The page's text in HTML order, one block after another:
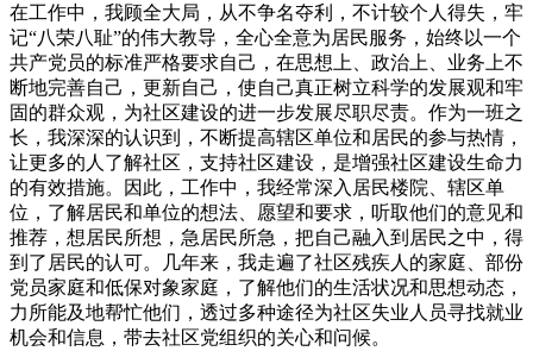
在工作中，我顾全大局，从不争名夺利，不计较个人得失，牢
记“八荣八耻”的伟大教导，全心全意为居民服务，始终以一个
共产党员的标准严格要求自己，在思想上、政治上、业务上不
断地完善自己，更新自己，使自己真正树立科学的发展观和牢
固的群众观，为社区建设的进一步发展尽职尽责。作为一班之
长，我深深的认识到，不断提高辖区单位和居民的参与热情，
让更多的人了解社区，支持社区建设，是增强社区建设生命力
的有效措施。因此，工作中，我经常深入居民楼院、辖区单
位，了解居民和单位的想法、愿望和要求，听取他们的意见和
推荐，想居民所想，急居民所急，把自己融入到居民之中，得
到了居民的认可。几年来，我走遍了社区残疾人的家庭、部份
党员家庭和低保对象家庭，了解他们的生活状况和思想动态，
力所能及地帮忙他们，透过多种途径为社区失业人员寻找就业
机会和信息，带去社区党组织的关心和问候。